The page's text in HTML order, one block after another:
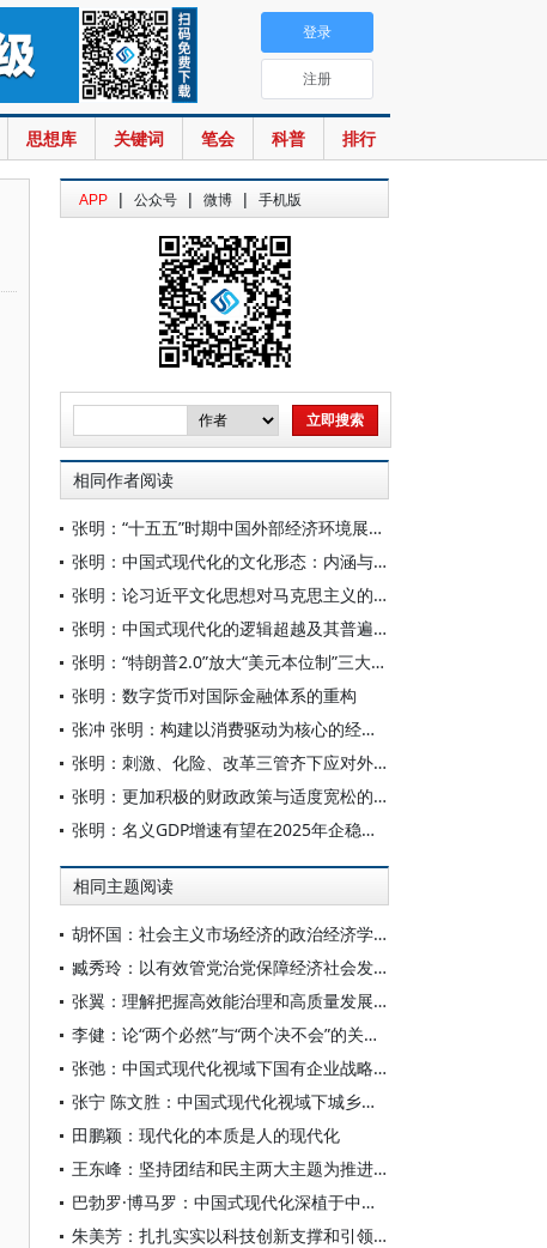
思想库 关键词 笔会 科普 排行
登录
注册
APP | 公众号 | 微博 | 手机版
相同作者阅读
张明：“十五五”时期中国外部经济环境展望及应对策略
张明：中国式现代化的文化形态：内涵与特质
张明：论习近平文化思想对马克思主义的原理性贡献
张明：中国式现代化的逻辑超越及其普遍性意义
张明：“特朗普2.0”放大“美元本位制”三大危机
张明：数字货币对国际金融体系的重构
张冲 张明：构建以消费驱动为核心的经济增长新模式
张明：刺激、化险、改革三管齐下应对外部形势变化
张明：更加积极的财政政策与适度宽松的货币政策：怎么看？怎么办？
张明：名义GDP增速有望在2025年企稳反弹
相同主题阅读
胡怀国：社会主义市场经济的政治经济学解析
臧秀玲：以有效管党治党保障经济社会发展的历程与经验
张翼：理解把握高效能治理和高质量发展的有机结合
李健：论“两个必然”与“两个决不会”的关系——基于跨越资本主义制度“卡夫丁峡谷”设想的反思
张弛：中国式现代化视域下国有企业战略使命的历史演进、理论逻辑和时代要求
张宁 陈文胜：中国式现代化视域下城乡融合的制度创新与治理逻辑
田鹏颖：现代化的本质是人的现代化
王东峰：坚持团结和民主两大主题为推进中国式现代化广泛凝心聚力
巴勃罗·博马罗：中国式现代化深植于中国共产党的系统性规划与全方位治理实践
朱美芳：扎扎实实以科技创新支撑和引领中国式现代化